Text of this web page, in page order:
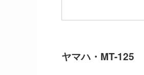
ヤマハ・MT-125